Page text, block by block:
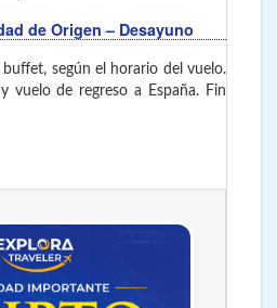
de Origen – Desayuno
según el horario del vuelo.
vuelo de regreso a España. Fin